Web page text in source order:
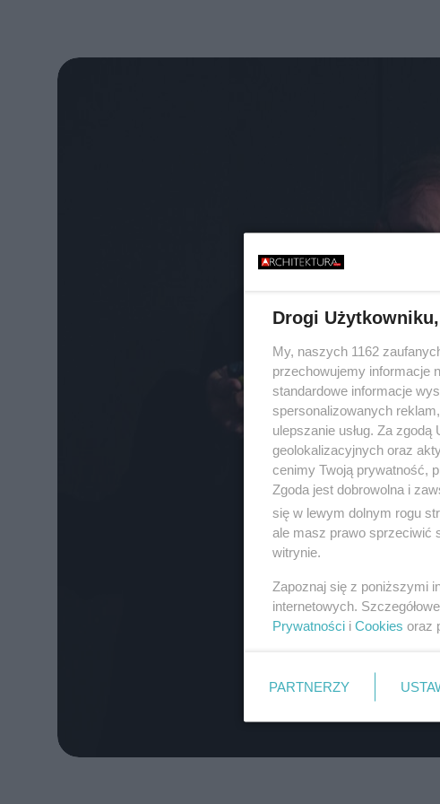
Drogi Użytkowniku,
My, naszych 1162
przechowujemy informacje
standardowe informacje
spersonalizowanych
ulepszanie usług. Za
geolokalizacyjnych oraz
cenimy Twoją prywatność,
Zgoda jest dobrowolna i
się w lewym dolnym rogu
ale masz prawo sprzeciwić
witrynie.
Zapoznaj się z poniższymi
internetowych.
Prywatności i Cookies oraz
PARTNERZY